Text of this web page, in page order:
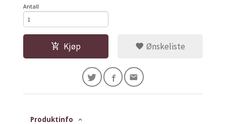
Antall
Kjøp Ønskeliste
Produktinfo